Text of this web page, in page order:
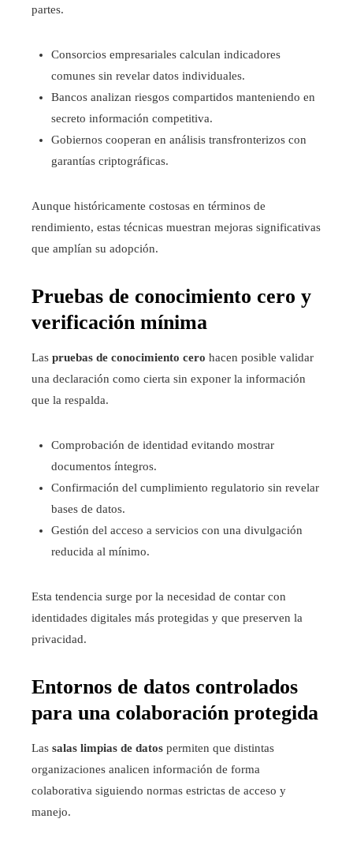
partes.
Consorcios empresariales calculan indicadores
comunes sin revelar datos individuales.
Bancos analizan riesgos compartidos manteniendo en
secreto información competitiva.
Gobiernos cooperan en análisis transfronterizos con
garantías criptográficas.
Aunque históricamente costosas en términos de
rendimiento, estas técnicas muestran mejoras significativas
que amplían su adopción.
Pruebas de conocimiento cero y
verificación mínima
Las pruebas de conocimiento cero hacen posible validar
una declaración como cierta sin exponer la información
que la respalda.
Comprobación de identidad evitando mostrar
documentos íntegros.
Confirmación del cumplimiento regulatorio sin revelar
bases de datos.
Gestión del acceso a servicios con una divulgación
reducida al mínimo.
Esta tendencia surge por la necesidad de contar con
identidades digitales más protegidas y que preserven la
privacidad.
Entornos de datos controlados
para una colaboración protegida
Las salas limpias de datos permiten que distintas
organizaciones analicen información de forma
colaborativa siguiendo normas estrictas de acceso y
manejo.